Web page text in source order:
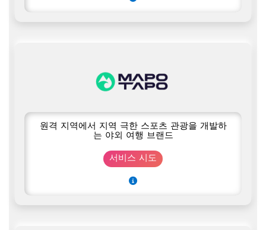
원격 지역에서 지역 극한 스포츠 관광을 개발하
는 야외 여행 브랜드
서비스 시도